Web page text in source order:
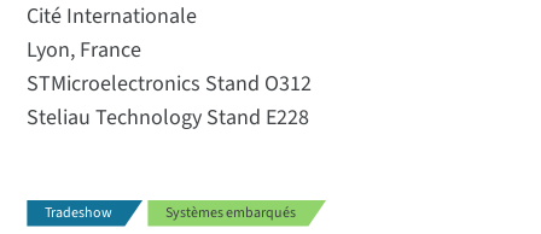
Cité Internationale
Lyon, France
STMicroelectronics Stand O312
Steliau Technology Stand E228
Tradeshow Systèmes embarqués